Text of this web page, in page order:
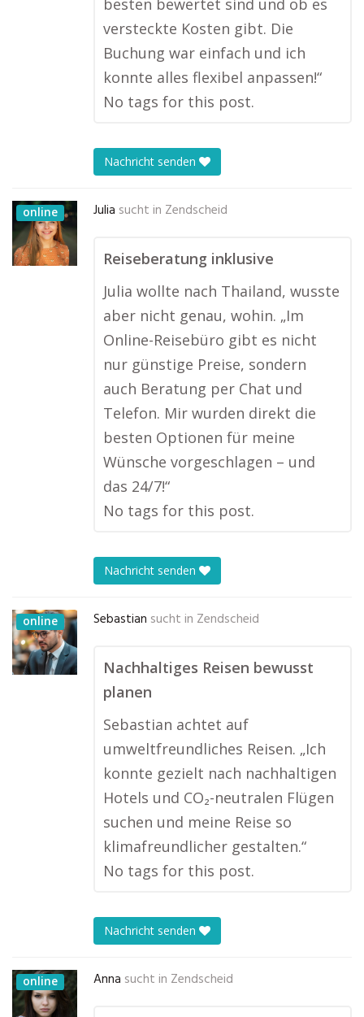
besten bewertet sind und ob es
versteckte Kosten gibt. Die
Buchung war einfach und ich
konnte alles flexibel anpassen!“
No tags for this post.
Nachricht senden
online Julia sucht in Zendscheid
Reiseberatung inklusive
Julia wollte nach Thailand, wusste
aber nicht genau, wohin. „Im
Online-Reisebüro gibt es nicht
nur günstige Preise, sondern
auch Beratung per Chat und
Telefon. Mir wurden direkt die
besten Optionen für meine
Wünsche vorgeschlagen – und
das 24/7!“
No tags for this post.
Nachricht senden
online Sebastian sucht in Zendscheid
Nachhaltiges Reisen bewusst
planen
Sebastian achtet auf
umweltfreundliches Reisen. „Ich
konnte gezielt nach nachhaltigen
Hotels und CO₂-neutralen Flügen
suchen und meine Reise so
klimafreundlicher gestalten.“
No tags for this post.
Nachricht senden
online Anna sucht in Zendscheid